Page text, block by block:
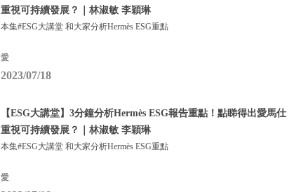
重視可持續發展？｜林淑敏 李穎琳
本集#ESG大講堂 和大家分析Hermès ESG重點
愛
2023/07/18
【ESG大講堂】3分鐘分析Hermès ESG報告重點！點睇得出愛馬仕
重視可持續發展？｜林淑敏 李穎琳
本集#ESG大講堂 和大家分析Hermès ESG重點
愛